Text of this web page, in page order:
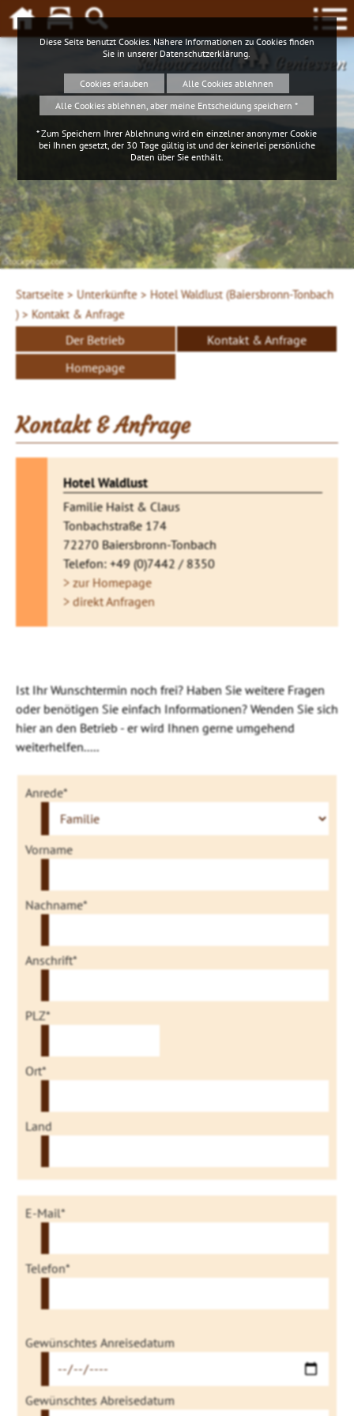
Schwarzwald Geniessen
iStockphoto.com
Startseite > Unterkünfte > Hotel Waldlust (Baiersbronn-Tonbach
) > Kontakt & Anfrage
Der Betrieb
Kontakt & Anfrage
Homepage
Kontakt & Anfrage
Hotel Waldlust
Familie Haist & Claus
Tonbachstraße 174
72270 Baiersbronn-Tonbach
Telefon: +49 (0)7442 / 8350
> zur Homepage
> direkt Anfragen
Ist Ihr Wunschtermin noch frei? Haben Sie weitere Fragen
oder benötigen Sie einfach Informationen? Wenden Sie sich
hier an den Betrieb - er wird Ihnen gerne umgehend
weiterhelfen.....
Anrede*
Vorname
Nachname*
Anschrift*
PLZ*
Ort*
Land
E-Mail*
Telefon*
Gewünschtes Anreisedatum
Gewünschtes Abreisedatum
Diese Seite benutzt Cookies. Nähere Informationen zu Cookies finden
Sie in unserer Datenschutzerklärung
Cookies erlauben
Alle Cookies ablehnen
Alle Cookies ablehnen, aber meine Entscheidung speichern *
* Zum Speichern Ihrer Ablehnung wird ein einzelner anonymer Cookie
bei Ihnen gesetzt, der 30 Tage gültig ist und der keinerlei persönliche
Daten über Sie enthält.